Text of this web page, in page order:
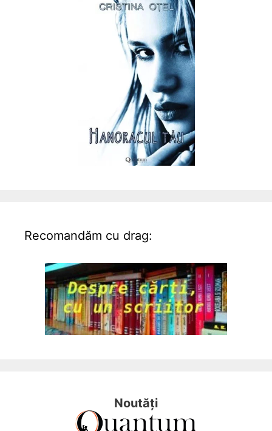
Recomandăm cu drag:
Noutăți